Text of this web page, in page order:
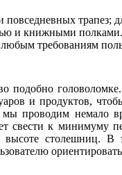
трапез;
и книжными полками.
требованиям
подобно
и продуктов,
проводим немало
свести к минимуму
столешниц. В